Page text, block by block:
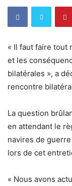
« Il faut faire tout
et les
bilatérales », a
rencontre
La question
en attendant le
navires de guerre
lors de cet
« Nous avons